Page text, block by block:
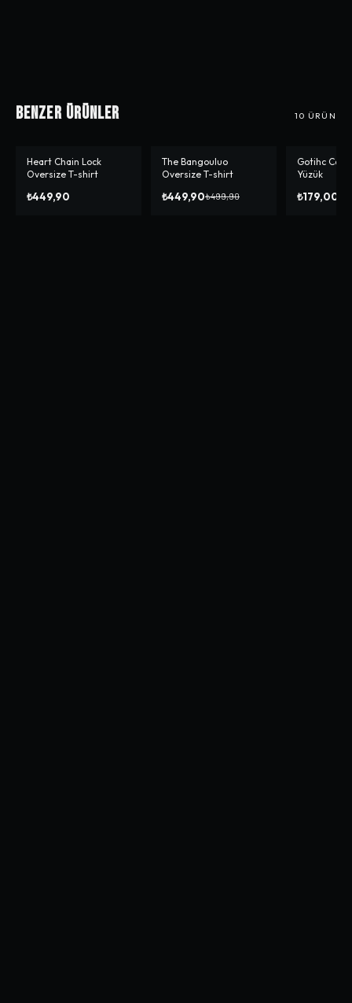
Benzer Ürünler 10 ÜRÜN
Heart Chain Lock
Oversize T-shirt
₺449,90
-%10
The Bangouluo
Oversize T-shirt
₺449,90₺499,90
Gotihc Cat
Yüzük
₺179,00